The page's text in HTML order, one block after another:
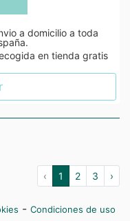
a domicilio a toda
en tienda gratis
‹ 1 2 3 ›
- Condiciones de uso